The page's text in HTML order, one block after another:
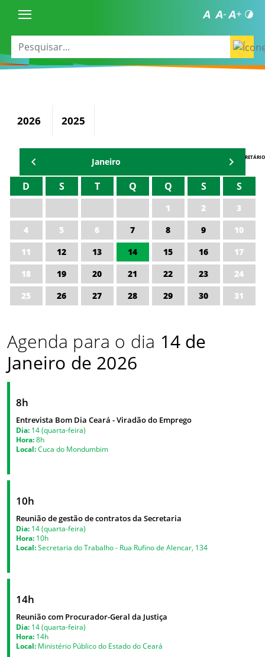
2026 2025
AGENDA DO SECRETÁRIO
Janeiro
D S T Q Q S S
1 2
3
4
5 6 7 8 9
10
11
12 13 14 15 16
17
18
19 20 21 22 23
24
25
26 27 28 29 30 31
Agenda para o dia 14 de
Janeiro de 2026
8h
Entrevista Bom Dia Ceará - Viradão do Emprego
Dia: 14 (quarta-feira)
Hora:8h
Local:Cuca do Mondumbim
10h
Reunião de gestão de contratos da Secretaria
Dia: 14 (quarta-feira)
Hora: 10h
Local:Secretaria do Trabalho - Rua Rufino de Alencar, 134
14h
Reunião com Procurador-Geral da Justiça
Dia: 14 (quarta-feira)
Hora: 14h
Local: Ministério Público do Estado do Ceará